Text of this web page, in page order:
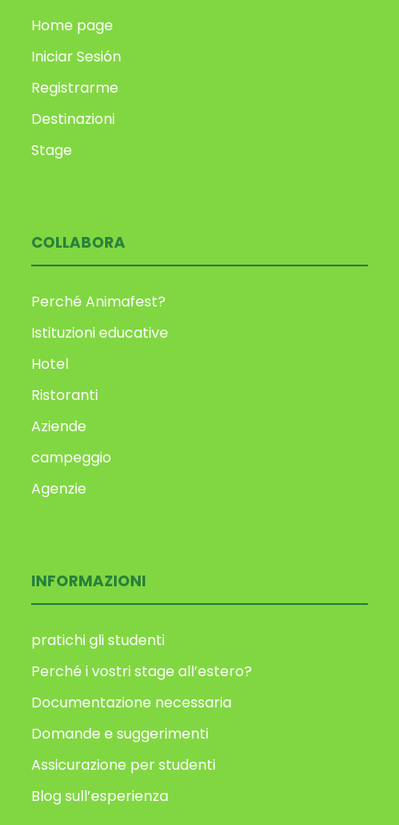
Home page
Iniciar Sesión
Registrarme
Destinazioni
Stage
COLLABORA
Perché Animafest?
Istituzioni educative
Hotel
Ristoranti
Aziende
campeggio
Agenzie
INFORMAZIONI
pratichi gli studenti
Perché i vostri stage all’estero?
Documentazione necessaria
Domande e suggerimenti
Assicurazione per studenti
Blog sull’esperienza